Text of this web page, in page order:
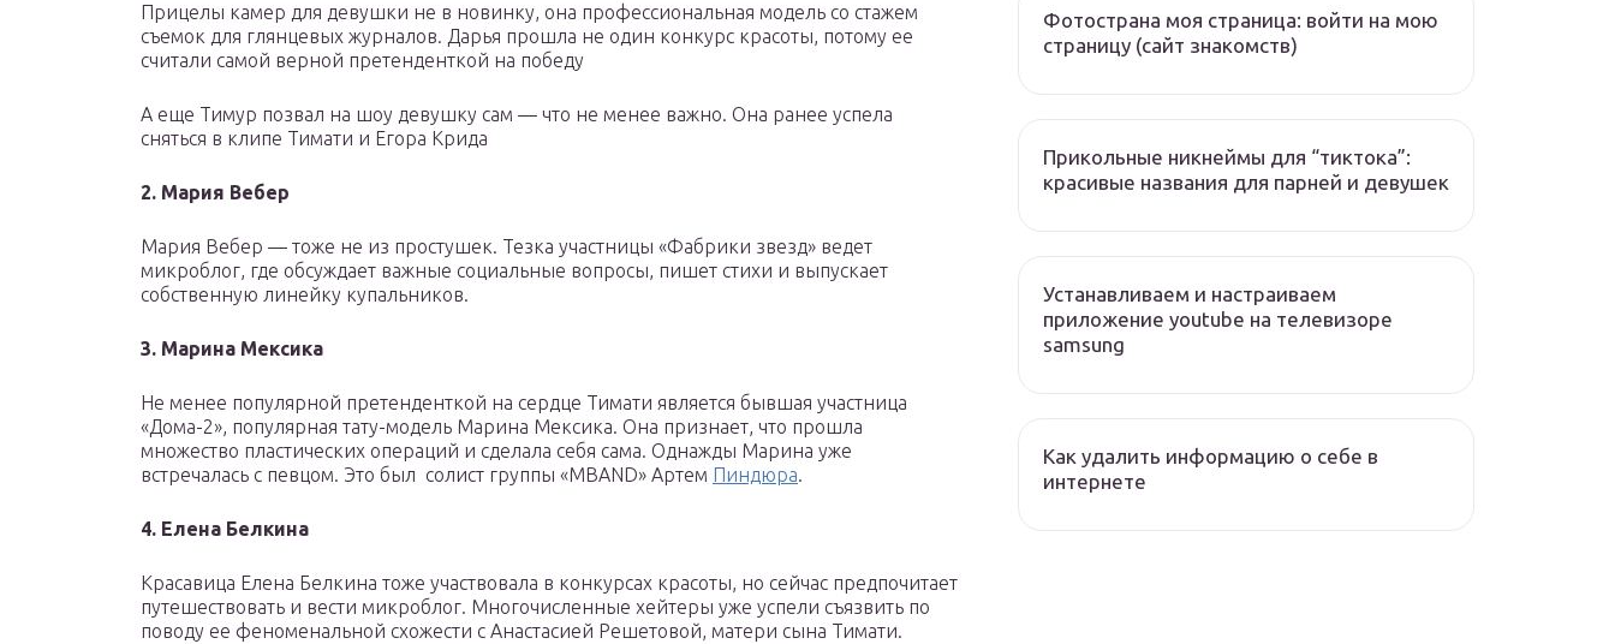
Прицелы камер для девушки не в новинку, она профессиональная модель со стажем
съемок для глянцевых журналов. Дарья прошла не один конкурс красоты, потому ее
считали самой верной претенденткой на победу
А еще Тимур позвал на шоу девушку сам — что не менее важно. Она ранее успела
сняться в клипе Тимати и Егора Крида
2. Мария Вебер
Мария Вебер — тоже не из простушек. Тезка участницы «Фабрики звезд» ведет
микроблог, где обсуждает важные социальные вопросы, пишет стихи и выпускает
собственную линейку купальников.
3. Марина Мексика
Не менее популярной претенденткой на сердце Тимати является бывшая участница
«Дома-2», популярная тату-модель Марина Мексика. Она признает, что прошла
множество пластических операций и сделала себя сама. Однажды Марина уже
встречалась с певцом. Это был солист группы «MBAND» Артем Пиндюра.
4. Елена Белкина
Красавица Елена Белкина тоже участвовала в конкурсах красоты, но сейчас предпочитает
путешествовать и вести микроблог. Многочисленные хейтеры уже успели съязвить по
поводу ее феноменальной схожести с Анастасией Решетовой, матери сына Тимати.
Фотострана моя страница: войти на мою
страницу (сайт знакомств)
Прикольные никнеймы для “тиктока”:
красивые названия для парней и девушек
Устанавливаем и настраиваем
приложение youtube на телевизоре
samsung
Как удалить информацию о себе в
интернете